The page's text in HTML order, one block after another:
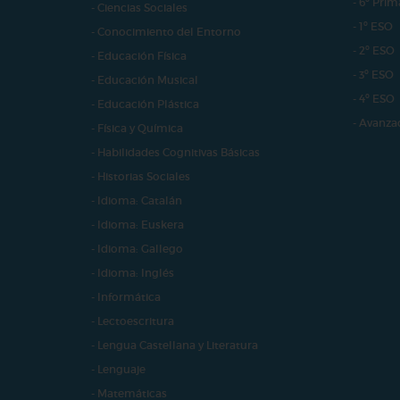
- Ciencias Sociales
- Conocimiento del Entorno
- Educación Física
- Educación Musical
- Educación Plástica
- Física y Química
- Habilidades Cognitivas Básicas
- Historias Sociales
- Idioma: Catalán
- Idioma: Euskera
- Idioma: Gallego
- Idioma: Inglés
- Informática
- Lectoescritura
- Lengua Castellana y Literatura
- Lenguaje
- Matemáticas
- 1º ESO
- 2º ESO
- 3º ESO
- 4º ESO
-